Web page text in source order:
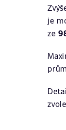
je
ze